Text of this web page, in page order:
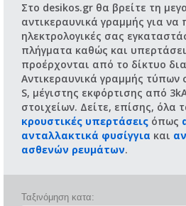
Στο desikos.gr θα βρείτε τη
αντικεραυνικά γραμμής για να
ηλεκτρολογικές σας
πλήγματα καθώς και
προέρχονται από το δίκτυο
Αντικεραυνικά γραμμής τύπων
S, μέγιστης εκφόρτισης από
στοιχείων. Δείτε, επίσης, όλα
κρουστικές υπερτάσεις όπως
ανταλλακτικά φυσίγγια και
ασθενών ρευμάτων.
Ταξινόμηση κατα: